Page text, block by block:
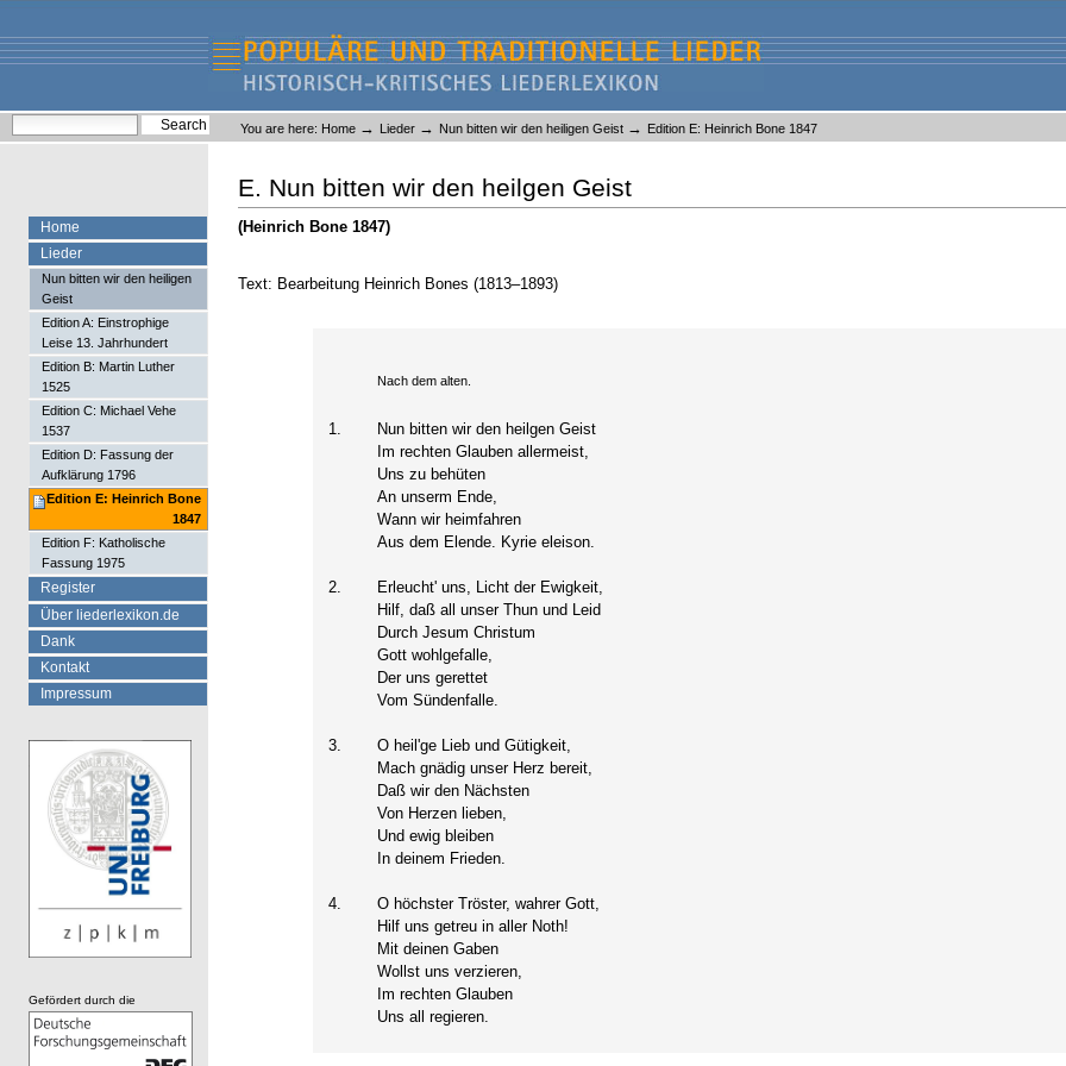
content.
navigation
Liederlexikon
Personal
tools
You are here: Home → Lieder → Nun bitten wir den heiligen Geist → Edition E: Heinrich Bone 1847
E. Nun bitten wir den heilgen Geist
(Heinrich Bone 1847)
Text: Bearbeitung Heinrich Bones (1813–1893)
Nach dem alten.
1.
Nun bitten wir den heilgen Geist
Im rechten Glauben allermeist,
Uns zu behüten
An unserm Ende,
Wann wir heimfahren
Aus dem Elende. Kyrie eleison.
2.
Erleucht' uns, Licht der Ewigkeit,
Hilf, daß all unser Thun und Leid
Durch Jesum Christum
Gott wohlgefalle,
Der uns gerettet
Vom Sündenfalle.
3.
O heil'ge Lieb und Gütigkeit,
Mach gnädig unser Herz bereit,
Daß wir den Nächsten
Von Herzen lieben,
Und ewig bleiben
In deinem Frieden.
4.
O höchster Tröster, wahrer Gott,
Hilf uns getreu in aller Noth!
Mit deinen Gaben
Wollst uns verzieren,
Im rechten Glauben
Uns all regieren.
Home
Lieder
Nun bitten wir den heiligen
Geist
Edition A: Einstrophige
Leise 13. Jahrhundert
Edition B: Martin Luther
1525
Edition C: Michael Vehe
1537
Edition D: Fassung der
Aufklärung 1796
Edition E: Heinrich Bone
1847
Edition F: Katholische
Fassung 1975
Register
Über liederlexikon.de
Dank
Kontakt
Impressum
Gefördert durch die